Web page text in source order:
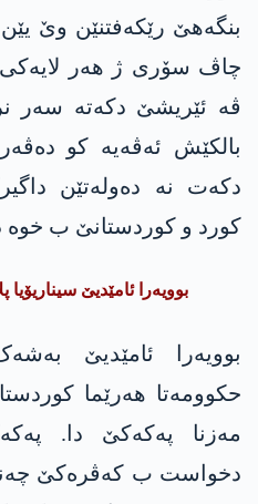
بنگەھێ رێکەفتنێن وێ
چاڤ سۆری ژ ھەر
ڤە ئێریشێ دکەتە سەر
بالکێش ئەڤەیە کو
دکەت نە دەولەتێن
کورد و کوردستانێ ب
بوویەرا ئامێدیێ
بوویەرا ئامێدیێ
حکوومەتا ھەرێما
مەزنا پەکەکێ دا.
دخواست ب کەڤرەکێ